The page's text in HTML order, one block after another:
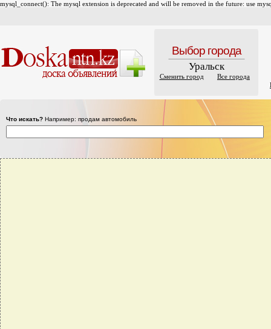
mysql_connect(): The mysql extension is deprecated and will be removed in the future: use
Выбор города
Уральск
Сменить город
Все города
Что искать? Например: продам автомобиль